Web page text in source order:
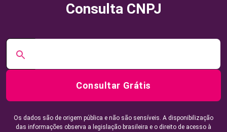
Consulta CNPJ
Consultar Grátis
Os dados são de origem pública e não são sensíveis. A disponibilização
das informações observa a legislação brasileira e o direito de acesso à